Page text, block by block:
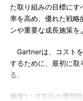
た取り組みの目標に
率を高め、優れた戦略
ンや重要な成長施策を
Gartnerは、コスト
するために、最初に
る。
施策1：IT支出の透明